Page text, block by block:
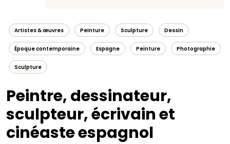
Artistes & œuvres Peinture Sculpture Dessin
Époque contemporaine Espagne Peinture Photographie
Sculpture
Peintre, dessinateur,
sculpteur, écrivain et
cinéaste espagnol